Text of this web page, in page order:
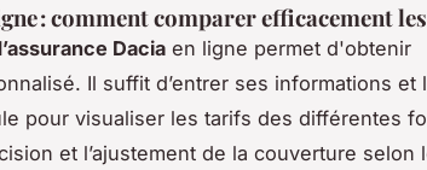
: comment comparer efficacement
Dacia en ligne permet d'obtenir
Il suffit d’entrer ses informations et
pour visualiser les tarifs des différentes
et l’ajustement de la couverture selon